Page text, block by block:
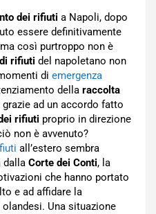
dei rifiuti a Napoli, dopo
essere definitivamente
così purtroppo non è
rifiuti del napoletano non
di emergenza
della raccolta
ad un accordo fatto
rifiuti proprio in direzione
non è avvenuto?
all’estero sembra
dalla Corte dei Conti, la
che hanno portato
e ad affidare la
Una situazione